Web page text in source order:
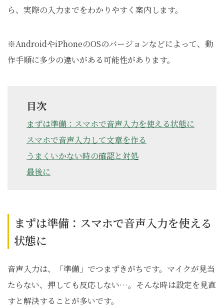
ら、実際の入力までをわかりやすく案内します。
※AndroidやiPhoneのOSのバージョンなどによって、動
作手順に多少の違いがある可能性があります。
目次
まずは準備：スマホで音声入力を使える状態に
スマホで音声入力して文章を作る
うまくいかない時の確認と対処
最後に
まずは準備：スマホで音声入力を使える
状態に
音声入力は、「準備」でつまずきがちです。マイクが見当
たらない、押しても反応しない…。そんな時は設定を見直
すと解決することが多いです。